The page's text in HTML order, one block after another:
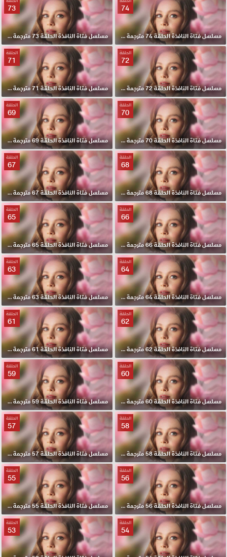
74
مسلسل فتاة النافذة الحلقة 74 مترجمة HD
73
مسلسل فتاة النافذة الحلقة 73 مترجمة HD
الحلقة
72
مسلسل فتاة النافذة الحلقة 72 مترجمة HD
الحلقة
71
مسلسل فتاة النافذة الحلقة 71 مترجمة HD
الحلقة
70
مسلسل فتاة النافذة الحلقة 70 مترجمة HD
الحلقة
69
مسلسل فتاة النافذة الحلقة 69 مترجمة HD
الحلقة
68
مسلسل فتاة النافذة الحلقة 68 مترجمة HD
الحلقة
67
مسلسل فتاة النافذة الحلقة 67 مترجمة HD
الحلقة
66
مسلسل فتاة النافذة الحلقة 66 مترجمة HD
الحلقة
65
مسلسل فتاة النافذة الحلقة 65 مترجمة HD
الحلقة
64
مسلسل فتاة النافذة الحلقة 64 مترجمة HD
الحلقة
63
مسلسل فتاة النافذة الحلقة 63 مترجمة HD
الحلقة
62
مسلسل فتاة النافذة الحلقة 62 مترجمة HD
الحلقة
61
مسلسل فتاة النافذة الحلقة 61 مترجمة HD
الحلقة
60
مسلسل فتاة النافذة الحلقة 60 مترجمة HD
الحلقة
59
مسلسل فتاة النافذة الحلقة 59 مترجمة HD
الحلقة
58
مسلسل فتاة النافذة الحلقة 58 مترجمة HD
الحلقة
57
مسلسل فتاة النافذة الحلقة 57 مترجمة HD
الحلقة
56
مسلسل فتاة النافذة الحلقة 56 مترجمة HD
الحلقة
55
مسلسل فتاة النافذة الحلقة 55 مترجمة HD
الحلقة
54
الحلقة
53